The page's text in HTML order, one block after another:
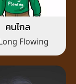
คนไกล
Flowing